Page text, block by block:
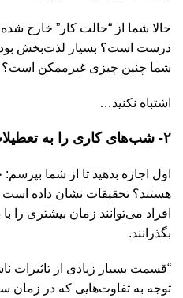
حالا شما از “حالت کار” خارج
درست است؟ بسیار لذت‌بخش بود
شما چنین چیزی غیرممکن است؟
اشتباه نکنید…
۲- شب‌های کاری را به تعطیلات آخر هفته تبدیل کنید.
اول اجازه بدهید تا از شما
هستند؟ تحقیقات نشان داده
افراد می‌توانند زمان بیشتری را
بگذرانند.
“قسمت بسیار زیادی از تاثیرات
توجه به تفاوت‌هایی که در زمان